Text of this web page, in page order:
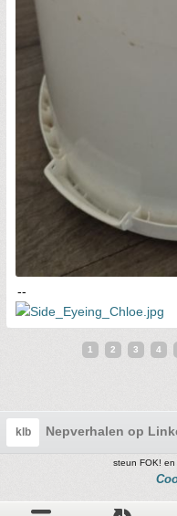
--
1 2 3 4
klb Nepverhalen op
steun FOK!